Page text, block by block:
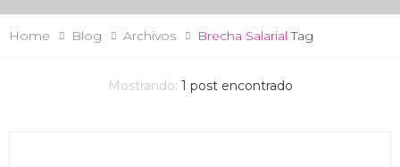
Home Blog Archivos Brecha Salarial Tag
Mostrando: 1 post encontrado